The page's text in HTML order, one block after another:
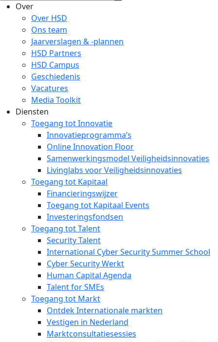
Over
Over HSD
Ons team
Jaarverslagen & -plannen
HSD Partners
HSD Campus
Geschiedenis
Vacatures
Media Toolkit
Diensten
Toegang tot Innovatie
Innovatieprogramma’s
Online Innovation Floor
Samenwerkingsmodel Veiligheidsinnovaties
Livinglabs voor Veiligheidsinnovaties
Toegang tot Kapitaal
Financieringswijzer
Toegang tot Kapitaal Events
Investeringsfondsen
Toegang tot Talent
Security Talent
International Cyber Security Summer School
Cyber Security Werkt
Human Capital Agenda
Talent for SMEs
Toegang tot Markt
Ontdek Internationale markten
Vestigen in Nederland
Marktconsultatiesessies